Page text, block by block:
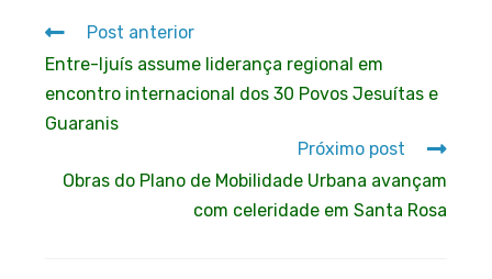
Post anterior
Entre-Ijuís assume liderança regional em
encontro internacional dos 30 Povos Jesuítas e
Guaranis
Próximo post
Obras do Plano de Mobilidade Urbana avançam
com celeridade em Santa Rosa